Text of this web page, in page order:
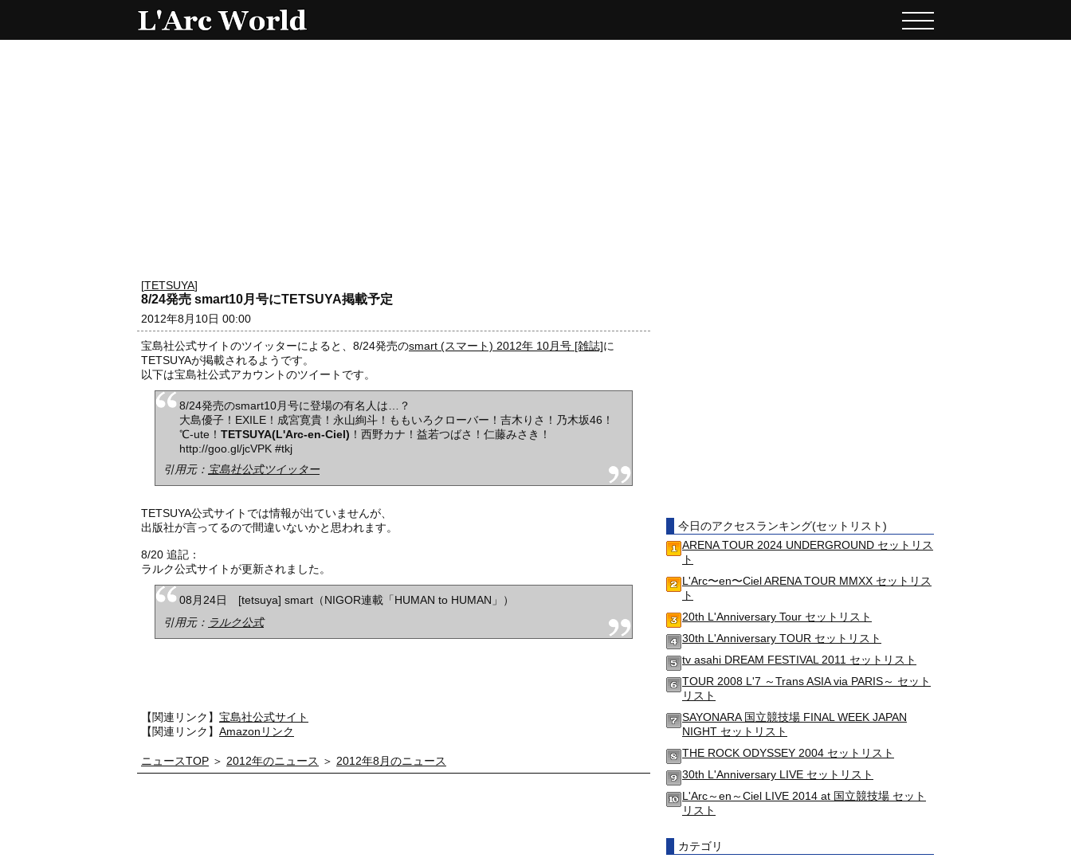
[TETSUYA]
8/24発売 smart10月号にTETSUYA掲載予定
2012年8月10日 00:00
宝島社公式サイトのツイッターによると、8/24発売のsmart (スマート) 2012年 10月号 [雑誌]に
TETSUYAが掲載されるようです。
以下は宝島社公式アカウントのツイートです。
8/24発売のsmart10月号に登場の有名人は…？
大島優子！EXILE！成宮寛貴！永山絢斗！ももいろクローバー！吉木りさ！乃木坂46！
℃-ute！ TETSUYA(L'Arc-en-Ciel) ！西野カナ！益若つばさ！仁藤みさき！
http://goo.gl/jcVPK #tkj
引用元： 宝島社公式ツイッター
TETSUYA公式サイトでは情報が出ていませんが、
出版社が言ってるので間違いないかと思われます。
8/20 追記：
ラルク公式サイトが更新されました。
08月24日 [tetsuya] smart（NIGOR連載「HUMAN to HUMAN」）
引用元： ラルク公式
【関連リンク】 宝島社公式サイト
【関連リンク】 Amazonリンク
ニュースTOP ＞ 2012年のニュース ＞ 2012年8月のニュース
今日のアクセスランキング(セットリスト)
ARENA TOUR 2024 UNDERGROUND セットリス
ト
L'Arc〜en〜Ciel ARENA TOUR MMXX セットリス
ト
20th L'Anniversary Tour セットリスト
30th L'Anniversary TOUR セットリスト
tv asahi DREAM FESTIVAL 2011 セットリスト
TOUR 2008 L'7 ～Trans ASIA via PARIS～ セット
リスト
SAYONARA 国立競技場 FINAL WEEK JAPAN
NIGHT セットリスト
THE ROCK ODYSSEY 2004 セットリスト
30th L'Anniversary LIVE セットリスト
L'Arc～en～Ciel LIVE 2014 at 国立競技場 セット
リスト
カテゴリ